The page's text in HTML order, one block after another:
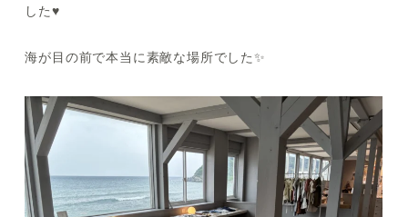
した♥
海が目の前で本当に素敵な場所でした✨